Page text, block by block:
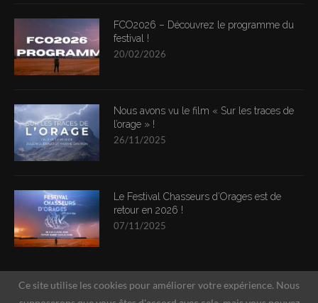
FCO2026 – Découvrez le programme du
festival !
20/02/2026
Nous avons vu le film « Sur les traces de
l’orage » !
26/11/2025
Le Festival Chasseurs d’Orages est de
retour en 2026 !
07/11/2025
Ce site utilise les cookies pour améliorer votre expérience. Nous